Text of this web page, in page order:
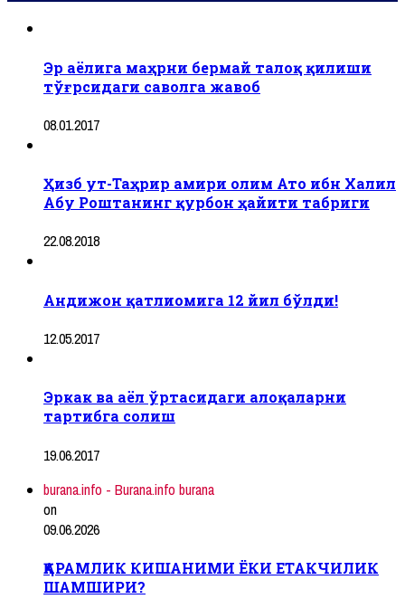
Эр аёлига маҳрни бермай талоқ қилиши
тўғрсидаги саволга жавоб
08.01.2017
Ҳизб ут-Таҳрир амири олим Ато ибн Халил
Абу Роштанинг қурбон ҳайити табриги
22.08.2018
Андижон қатлиомига 12 йил бўлди!
12.05.2017
Эркак ва аёл ўртасидаги алоқаларни
тартибга солиш
19.06.2017
burana.info - Burana.info burana
on
09.06.2026
ҚАРАМЛИК КИШАНИМИ ЁКИ ЕТАКЧИЛИК
ШАМШИРИ?